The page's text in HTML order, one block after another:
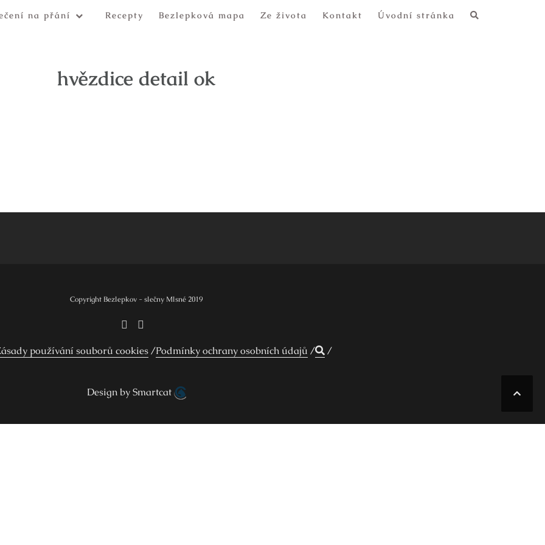
na přání Recepty Bezlepková mapa Ze života Kontakt Úvodní stránka
hvězdice detail ok
Copyright Bezlepkov - slečny Mlsné 2019
používání souborů cookies Podmínky ochrany osobních údajů
Design by Smartcat